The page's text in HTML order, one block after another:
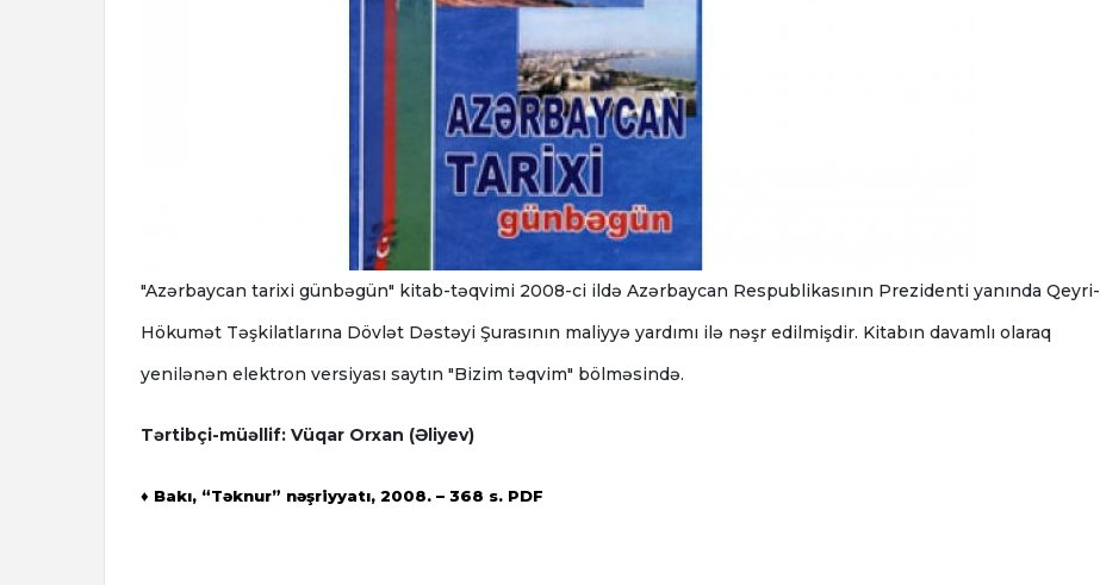
"Azərbaycan tarixi günbəgün" kitab-təqvimi 2008-ci ildə Azərbaycan Respublikasının Prezidenti yanında Qeyri-
Hökumət Təşkilatlarına Dövlət Dəstəyi Şurasının maliyyə yardımı ilə nəşr edilmişdir. Kitabın davamlı olaraq
yenilənən elektron versiyası saytın "Bizim təqvim" bölməsində.
Tərtibçi-müəllif: Vüqar Orxan (Əliyev)
♦ Bakı, “Təknur” nəşriyyatı, 2008. – 368 s. PDF